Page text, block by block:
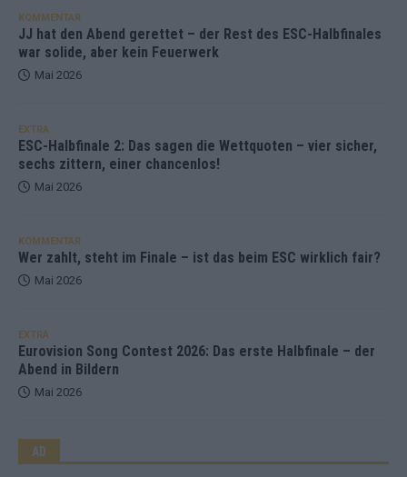
KOMMENTAR
JJ hat den Abend gerettet – der Rest des ESC-Halbfinales
war solide, aber kein Feuerwerk
Mai 2026
EXTRA
ESC-Halbfinale 2: Das sagen die Wettquoten – vier sicher,
sechs zittern, einer chancenlos!
Mai 2026
KOMMENTAR
Wer zahlt, steht im Finale – ist das beim ESC wirklich fair?
Mai 2026
EXTRA
Eurovision Song Contest 2026: Das erste Halbfinale – der
Abend in Bildern
Mai 2026
AD